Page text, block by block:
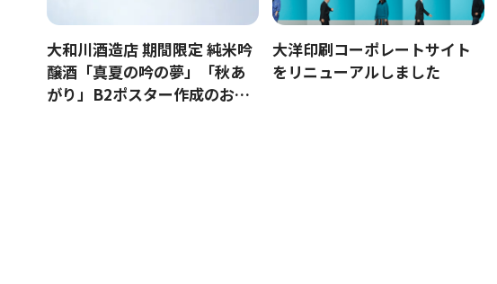
大和川酒造店 期間限定 純米吟
醸酒「真夏の吟の夢」「秋あ
がり」B2ポスター作成のお手
大洋印刷コーポレートサイト
をリニューアルしました